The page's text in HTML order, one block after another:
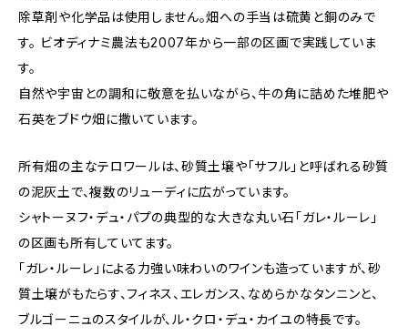
除草剤や化学品は使用しません。畑への手当は硫黄と銅のみで
す。 ビオディナミ農法も2007年から一部の区画で実践していま
す。
自然や宇宙との調和に敬意を払いながら、牛の角に詰めた堆肥や
石英をブドウ畑に撒いています。
所有畑の主なテロワールは、砂質土壌や「サフル」と呼ばれる砂質
の泥灰土で、複数のリューディに広がっています。
シャトーヌフ・デュ・パプの典型的な大きな丸い石「ガレ・ルーレ」
の区画も所有していてます。
「ガレ・ルーレ」による力強い味わいのワインも造っていますが、砂
質土壌がもたらす、フィネス、エレガンス、なめらかなタンニンと、
ブルゴーニュのスタイルが、ル・クロ・デュ・カイユの特長です。